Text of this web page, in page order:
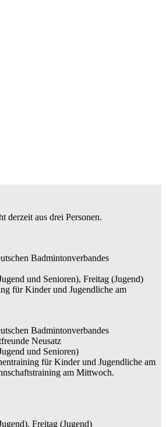
derzeit aus drei Personen.
Badmintonverbandes
und Senioren), Freitag (Jugend)
für Kinder und Jugendliche am
Badmintonverbandes
Neusatz
und Senioren)
für Kinder und Jugendliche am
am Mittwoch.
Freitag (Jugend)